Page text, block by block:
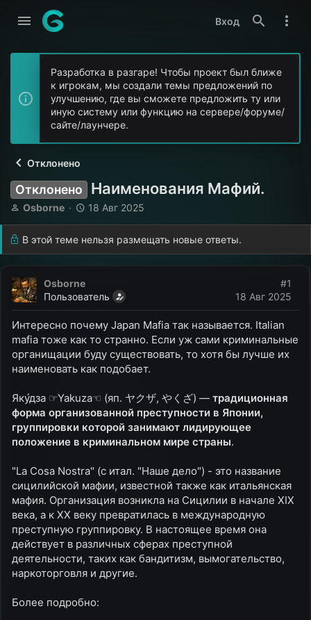
Вход
Разработка в разгаре! Чтобы проект был ближе
к игрокам, мы создали темы предложений по
улучшению, где вы сможете предложить ту или
иную систему или функцию на сервере/форуме/
сайте/лаунчере.
Отклонено
Отклонено Наименования Мафий.
А
т
о
е
м
ы
Osborne
Д
а
а
л
а
18 Авг 2025
В этой теме нельзя размещать новые ответы.
Osborne
Пользователь
18 Авг 2025
#1
Интересно почему Japan Mafia так называется. Italian
mafia тоже как то странно. Если уж сами криминальные
органищации буду существовать, то хотя бы лучше их
наименовать как подобает.
Яку́дза ☞Yakuza☜ (яп. ヤクザ, やくざ) — традиционная
форма организованной преступности в Японии,
группировки которой занимают лидирующее
положение в криминальном мире страны.
"La Cosa Nostra" (с итал. "Наше дело") - это название
сицилийской мафии, известной также как итальянская
мафия. Организация возникла на Сицилии в начале XIX
века, а к XX веку превратилась в международную
преступную группировку. В настоящее время она
действует в различных сферах преступной
деятельности, таких как бандитизм, вымогательство,
наркоторговля и другие.
Более подробно: